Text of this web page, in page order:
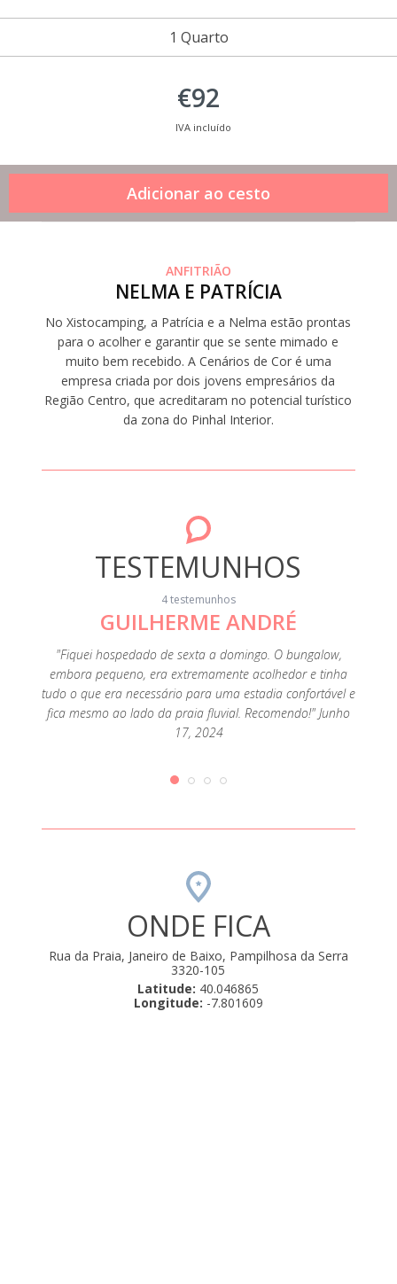
1 Quarto
€92
IVA incluído
ANFITRIÃO
NELMA E PATRÍCIA
No Xistocamping, a Patrícia e a Nelma estão prontas
para o acolher e garantir que se sente mimado e
muito bem recebido. A Cenários de Cor é uma
empresa criada por dois jovens empresários da
Região Centro, que acreditaram no potencial turístico
da zona do Pinhal Interior.
TESTEMUNHOS
4 testemunhos
GUILHERME ANDRÉ
"Fiquei hospedado de sexta a domingo. O bungalow,
embora pequeno, era extremamente acolhedor e tinha
tudo o que era necessário para uma estadia confortável e
fica mesmo ao lado da praia fluvial. Recomendo!" Junho
17, 2024
ONDE FICA
Rua da Praia, Janeiro de Baixo, Pampilhosa da Serra
3320-105
Latitude: 40.046865
Longitude: -7.801609